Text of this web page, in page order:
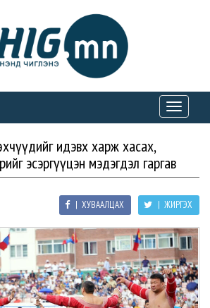
Toggle
идэвх харж хасах,
эсэргүүцэн мэдэгдэл гаргав
| ЖИРГЭХ
| ХУВААЛЦАХ